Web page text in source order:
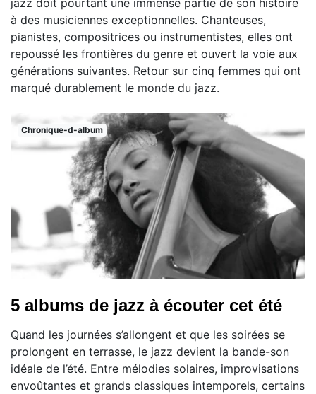
à des musiciennes exceptionnelles. Chanteuses,
pianistes, compositrices ou instrumentistes, elles ont
repoussé les frontières du genre et ouvert la voie aux
générations suivantes. Retour sur cinq femmes qui ont
marqué durablement le monde du jazz.
Chronique-d-album
5 albums de jazz à écouter cet été
Quand les journées s’allongent et que les soirées se
prolongent en terrasse, le jazz devient la bande-son
idéale de l’été. Entre mélodies solaires, improvisations
envoûtantes et grands classiques intemporels, certains